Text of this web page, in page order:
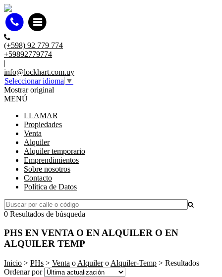
(+598) 92 779 774
+59892779774
|
info@lockhart.com.uy
Seleccionar idioma ▼
Mostrar original
MENÚ
LLAMAR
Propiedades
Venta
Alquiler
Alquiler temporario
Emprendimientos
Sobre nosotros
Contacto
Política de Datos
0 Resultados de búsqueda
PHS EN VENTA O EN ALQUILER O EN
ALQUILER TEMP
Inicio > PHs > Venta o Alquilero Alquiler-Temp > Resultados
Ordenar por